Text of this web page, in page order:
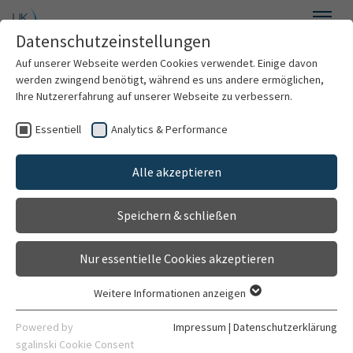
Zum Hauptinhalt springen
Willkommen
Über uns
Neugeborenenscreening
Stoffwechsellabor
Dietmar-Hopp-Stoffwechselzentrum
Lehre am
Universitätsklinikum
Heidelberg
HeiCuMed:
Hier finden Sie aktuelle Informationen
rund um das Heidelberger Curriculum Medicinale.
Datenschutzeinstellungen
Auf unserer Webseite werden Cookies verwendet. Einige davon
werden zwingend benötigt, während es uns andere ermöglichen,
Ihre Nutzererfahrung auf unserer Webseite zu verbessern.
Essentiell Analytics & Performance
Alle akzeptieren
Speichern & schließen
Nur essentielle Cookies akzeptieren
Essentielle Cookies werden für grundlegende Funktionen der
Webseite benötigt. Dadurch ist gewährleistet, dass die
Weitere Informationen anzeigen
Powered by
sgalinski Cookie Consent
Impressum | Datenschutzerklärung